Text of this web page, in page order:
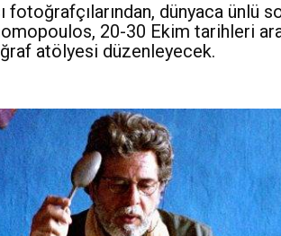
fotoğrafçılarından, dünyaca ünlü
20-30 Ekim tarihleri
atölyesi düzenleyecek.